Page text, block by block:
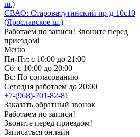
ш.)
СВАО: Староватутинский пр-д 10с10
(Ярославское ш.)
Работаем по записи! Звоните перед
приездом!
Меню
Пн-Пт: с 10:00 до 21:00
Сб: с 10:00 до 20:00
Вс: По согласованию
Сегодня работаем до 20:00
+7-(968)-701-82-81
Заказать обратный звонок
Работаем по записи!
Звоните перед приездом!
Записаться онлайн